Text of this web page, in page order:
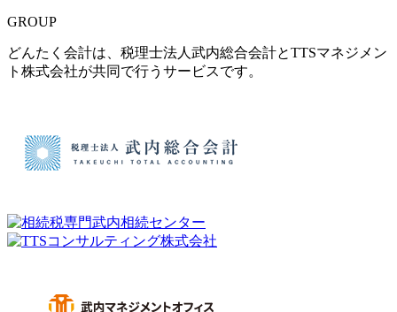
GROUP
どんたく会計は、税理士法人武内総合会計とTTSマネジメン
ト株式会社が共同で行うサービスです。